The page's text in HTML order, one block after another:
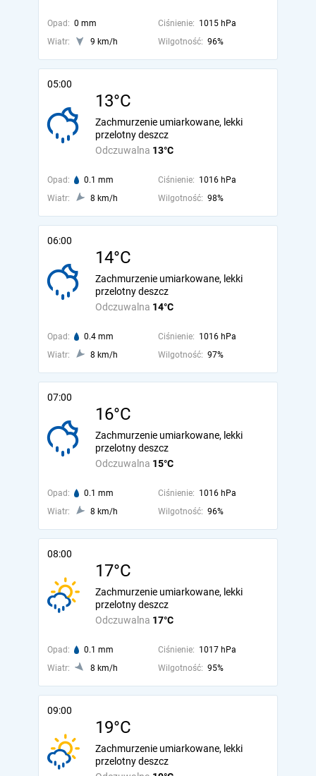
Opad: 0 mm Ciśnienie: 1015 hPa
Wiatr:
9 km/h Wilgotność: 96%
05:00
13°C
Odczuwalna 13°C
Zachmurzenie umiarkowane, lekki
przelotny deszcz
Opad: 0.1 mm Ciśnienie: 1016 hPa
Wiatr:
8 km/h Wilgotność: 98%
06:00
14°C
Odczuwalna 14°C
Zachmurzenie umiarkowane, lekki
przelotny deszcz
Opad: 0.4 mm Ciśnienie: 1016 hPa
Wiatr:
8 km/h Wilgotność: 97%
07:00
16°C
Odczuwalna 15°C
Zachmurzenie umiarkowane, lekki
przelotny deszcz
Opad: 0.1 mm Ciśnienie: 1016 hPa
Wiatr:
8 km/h Wilgotność: 96%
08:00
17°C
Odczuwalna 17°C
Zachmurzenie umiarkowane, lekki
przelotny deszcz
Opad: 0.1 mm Ciśnienie: 1017 hPa
Wiatr:
8 km/h Wilgotność: 95%
09:00
19°C
Zachmurzenie umiarkowane, lekki
przelotny deszcz